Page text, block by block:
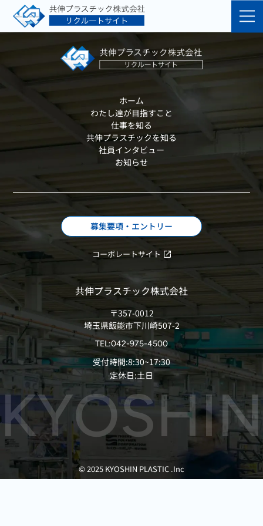
M・N
S・M
ホーム
わたし達が目指すこと
仕事を知る
共伸プラスチックを知る
社員インタビュー
お知らせ
共伸プラスチック株式会社
〒357-0012
埼玉県飯能市下川崎507-2
TEL:042-975-4500
受付時間:8:30~17:30
定休日:土日
募集要項・エントリー
コーポレートサイト
© 2025 KYOSHIN PLASTIC .Inc